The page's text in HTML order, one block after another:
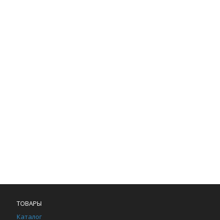
ТОВАРЫ
Каталог